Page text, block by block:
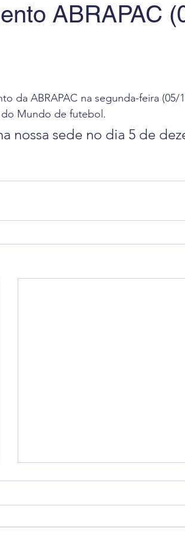
ABRAPAC
da ABRAPAC na segunda-feira
Mundo de futebol.
nossa sede no dia 5 de